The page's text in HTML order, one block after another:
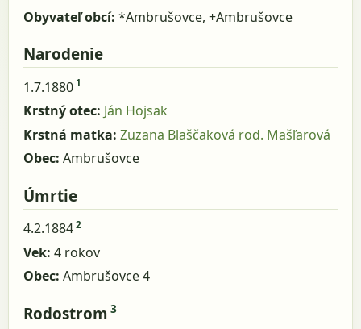
Obyvateľ obcí: *Ambrušovce, +Ambrušovce
Narodenie
1.7.1880 1
Krstný otec: Ján Hojsak
Krstná matka: Zuzana Blaščaková rod. Mašľarová
Obec: Ambrušovce
Úmrtie
4.2.1884 2
Vek: 4 rokov
Obec: Ambrušovce 4
Rodostrom 3